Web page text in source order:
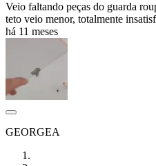
Veio faltando peças do guarda
teto veio menor, totalmente
há 11 meses
GEORGEA